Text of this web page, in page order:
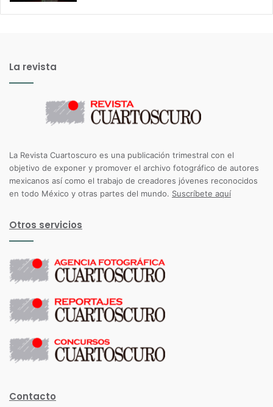
La revista
La Revista Cuartoscuro es una publicación trimestral con el
objetivo de exponer y promover el archivo fotográfico de autores
mexicanos así como el trabajo de creadores jóvenes reconocidos
en todo México y otras partes del mundo. Suscríbete aquí
Otros servicios
Contacto